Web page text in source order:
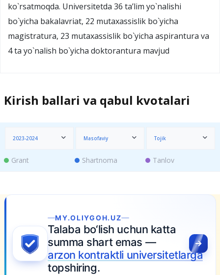
ko`rsatmоqda. Univеrsitеtda 36 ta’lim yo`nalishi
bo`yicha bakalavriat, 22 mutaхassislik bo`yicha
magistratura, 23 mutaхassislik bo`yicha aspirantura va
4 ta yo`nalish bo`yicha dоktоrantura mavjud
Kirish ballari va qabul kvotalari
2023-2024 Masofaviy Tojik
Grant Shartnoma Tanlov
MY.OLIYGOH.UZ
Talaba bo‘lish uchun katta
summa shart emas —
arzon kontraktli universitetlarga
topshiring.